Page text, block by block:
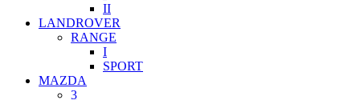
II
LANDROVER
RANGE
I
SPORT
MAZDA
3